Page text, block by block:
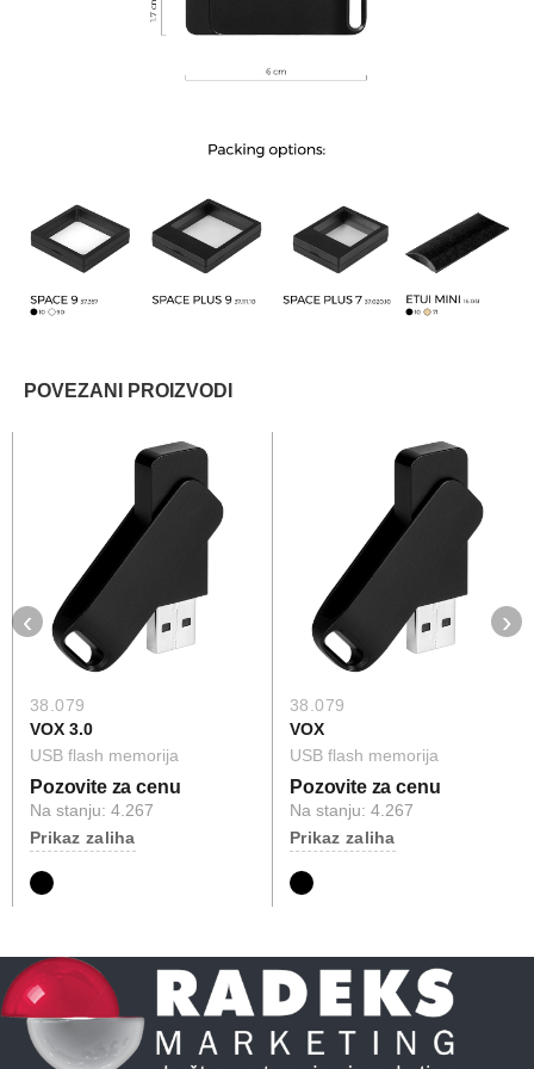
POVEZANI PROIZVODI
38.079
VOX 3.0
USB flash memorija
Pozovite za cenu
Na stanju: 4.267
Prikaz zaliha
38.079
VOX
USB flash memorija
Pozovite za cenu
Na stanju: 4.267
Prikaz zaliha
‹ ›